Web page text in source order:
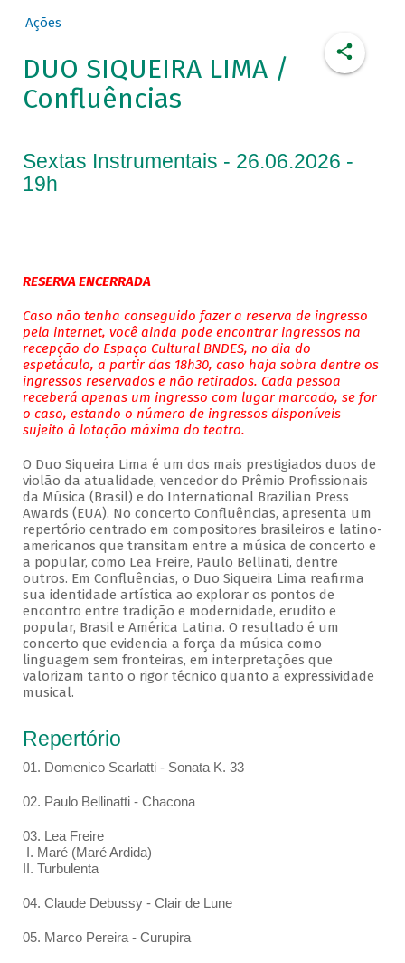
Ações
DUO SIQUEIRA LIMA /
Confluências
Sextas Instrumentais - 26.06.2026 -
19h
RESERVA ENCERRADA
Caso não tenha conseguido fazer a reserva de ingresso
pela internet, você ainda pode encontrar ingressos na
recepção do Espaço Cultural BNDES, no dia do
espetáculo, a partir das 18h30, caso haja sobra dentre os
ingressos reservados e não retirados. Cada pessoa
receberá apenas um ingresso com lugar marcado, se for
o caso, estando o número de ingressos disponíveis
sujeito à lotação máxima do teatro.
O Duo Siqueira Lima é um dos mais prestigiados duos de
violão da atualidade, vencedor do Prêmio Profissionais
da Música (Brasil) e do International Brazilian Press
Awards (EUA). No concerto Confluências, apresenta um
repertório centrado em compositores brasileiros e latino-
americanos que transitam entre a música de concerto e
a popular, como Lea Freire, Paulo Bellinati, dentre
outros. Em Confluências, o Duo Siqueira Lima reafirma
sua identidade artística ao explorar os pontos de
encontro entre tradição e modernidade, erudito e
popular, Brasil e América Latina. O resultado é um
concerto que evidencia a força da música como
linguagem sem fronteiras, em interpretações que
valorizam tanto o rigor técnico quanto a expressividade
musical.
Repertório
01. Domenico Scarlatti - Sonata K. 33
02. Paulo Bellinatti - Chacona
03. Lea Freire
I. Maré (Maré Ardida)
II. Turbulenta
04. Claude Debussy - Clair de Lune
05. Marco Pereira - Curupira